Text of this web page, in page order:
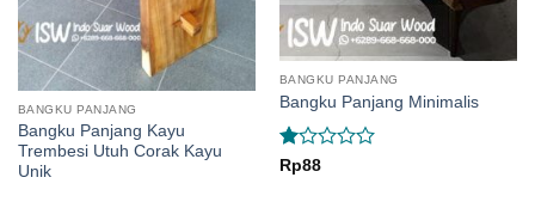
BANGKU PANJANG
Bangku Panjang Kayu
Trembesi Utuh Corak Kayu
Unik
BANGKU PANJANG
Bangku Panjang Minimalis
Rated
Rp88